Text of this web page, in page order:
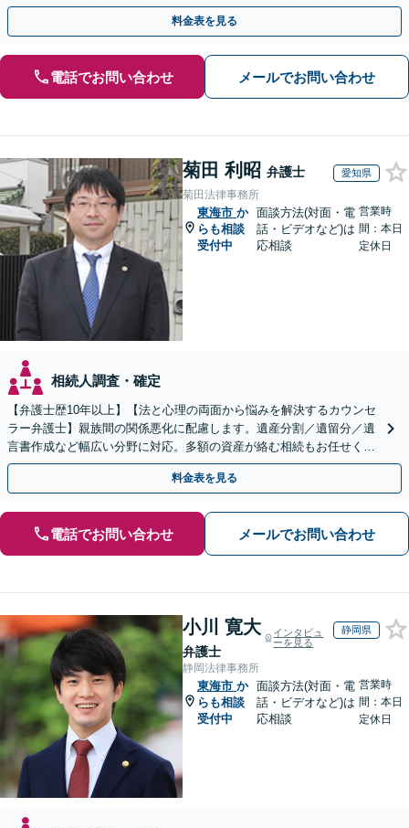
にも、お早めにご相談ください。【初回面談無料】
料金表を見る
電話でお問い合わせ メールでお問い合わせ
菊田 利昭 弁護士 愛知県
菊田法律事務所
東海市 か
らも相談
受付中
面談方法(対面・電
話・ビデオなど)は
応相談
営業時
間：本日
定休日
相続人調査・確定
【弁護士歴10年以上】【法と心理の両面から悩みを解決するカウンセ
ラー弁護士】親族間の関係悪化に配慮します。遺産分割／遺留分／遺
言書作成など幅広い分野に対応。多額の資産が絡む相続もお任せくだ
さい。【夜間・休日の相談可能】【駐車場完備】
料金表を見る
電話でお問い合わせ メールでお問い合わせ
小川 寛大
弁護士
インタビュ
ーを見る
静岡県
静岡法律事務所
東海市 か
らも相談
受付中
面談方法(対面・電
話・ビデオなど)は
応相談
営業時
間：本日
定休日